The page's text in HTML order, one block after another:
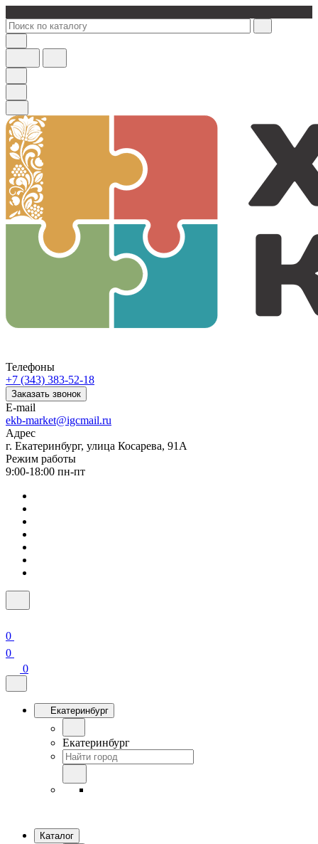
Телефоны
+7 (343) 383-52-18
Заказать звонок
E-mail
ekb-market@igcmail.ru
Адрес
г. Екатеринбург, улица Косарева, 91А
Режим работы
9:00-18:00 пн-пт
0
0
0
Екатеринбург
Екатеринбург
Каталог